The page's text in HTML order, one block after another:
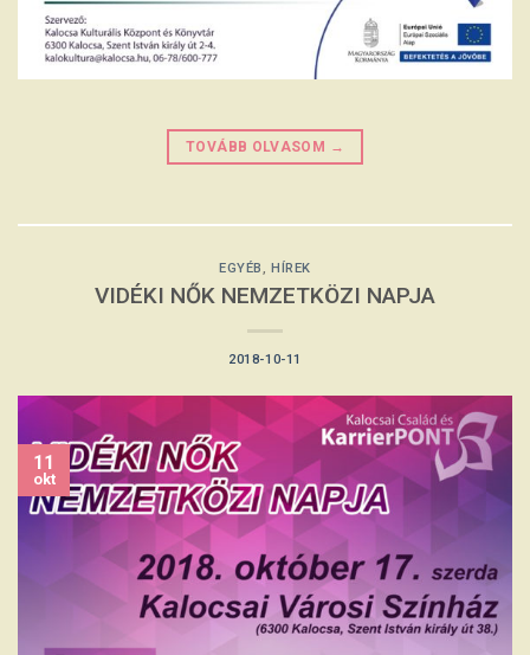
TOVÁBB OLVASOM →
EGYÉB, HÍREK
VIDÉKI NŐK NEMZETKÖZI NAPJA
2018-10-11
11
okt